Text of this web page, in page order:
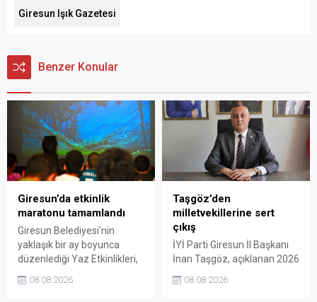
Giresun Işık Gazetesi
Benzer Konular
Giresun’da etkinlik
maratonu tamamlandı
Giresun Belediyesi'nin
yaklaşık bir ay boyunca
düzenlediği Yaz Etkinlikleri,
sanat ve eğlenceyle
08.08.2026
Taşgöz’den
milletvekillerine sert
çıkış
İYİ Parti Giresun İl Başkanı
İnan Taşgöz, açıklanan 2026
üzerinden iktidar
08.08.2026